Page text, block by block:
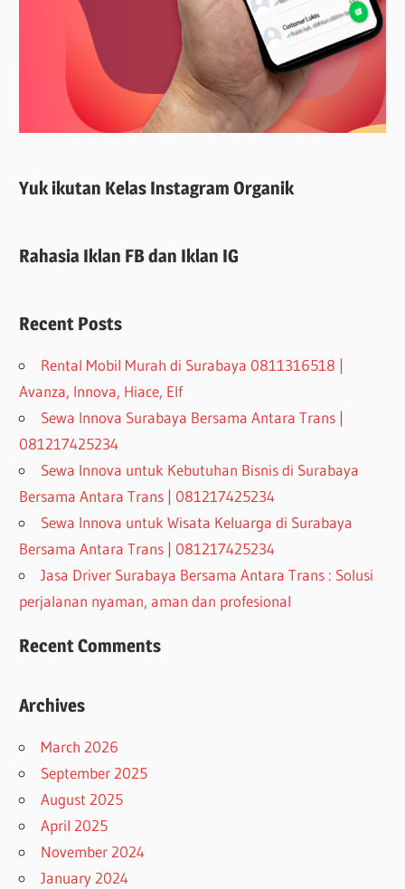
Yuk ikutan Kelas Instagram Organik
Rahasia Iklan FB dan Iklan IG
Recent Posts
Rental Mobil Murah di Surabaya 0811316518 |
Avanza, Innova, Hiace, Elf
Sewa Innova Surabaya Bersama Antara Trans |
081217425234
Sewa Innova untuk Kebutuhan Bisnis di Surabaya
Bersama Antara Trans | 081217425234
Sewa Innova untuk Wisata Keluarga di Surabaya
Bersama Antara Trans | 081217425234
Jasa Driver Surabaya Bersama Antara Trans : Solusi
perjalanan nyaman, aman dan profesional
Recent Comments
Archives
March 2026
September 2025
August 2025
April 2025
November 2024
January 2024